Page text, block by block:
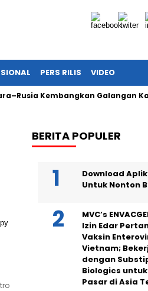
PERS RILIS VIDEO
Kembangkan Galangan
BERITA POPULER
Download
Untuk Nonton
MVC’s
Izin Edar
Vaksin
Vietnam;
dengan
Biologics
Pasar di Asia